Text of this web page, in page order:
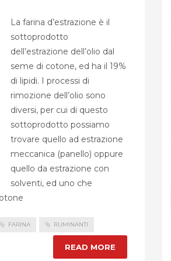
La farina d’estrazione è il
sottoprodotto
dell’estrazione dell’olio dal
seme di cotone, ed ha il 19%
di lipidi. I processi di
rimozione dell’olio sono
diversi, per cui di questo
sottoprodotto possiamo
trovare quello ad estrazione
meccanica (panello) oppure
quello da estrazione con
solventi, ed uno che
FARINA RUMINANTI
READ MORE